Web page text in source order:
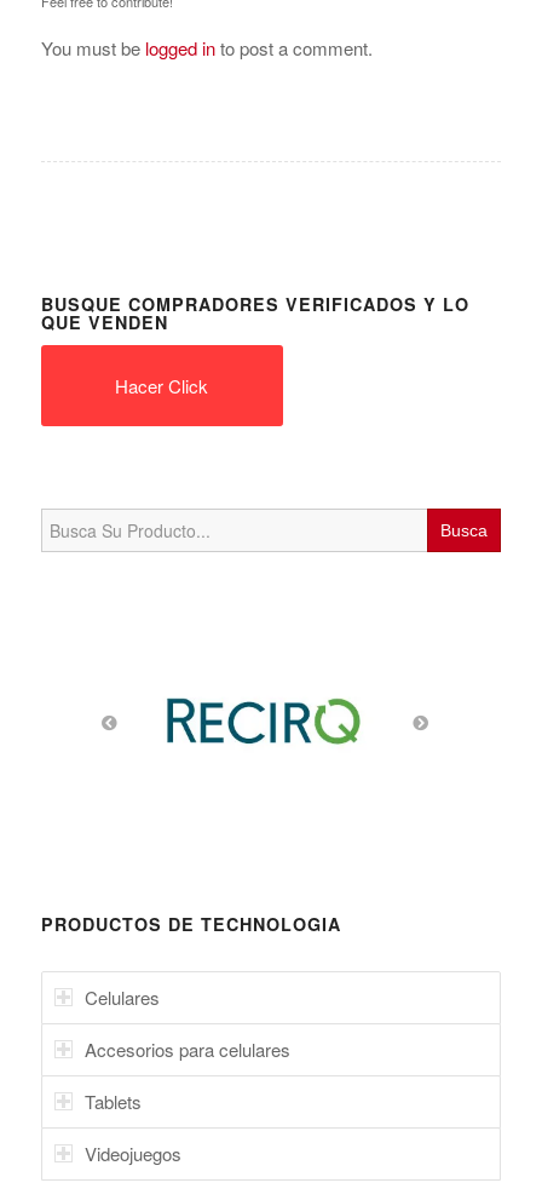
You must be logged into post a comment.
BUSQUE COMPRADORES VERIFICADOS Y LO
QUE VENDEN
Hacer Click
Search
for:
PRODUCTOS DE TECHNOLOGIA
Celulares
Accesorios para celulares
Tablets
Videojuegos